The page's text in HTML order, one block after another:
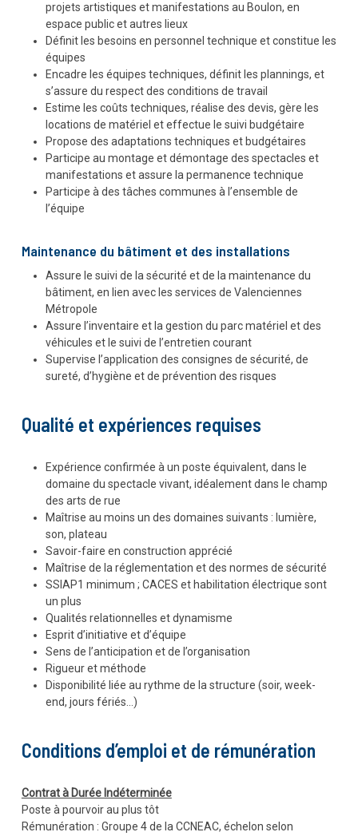
projets artistiques et manifestations au Boulon, en
espace public et autres lieux
Définit les besoins en personnel technique et constitue les
équipes
Encadre les équipes techniques, définit les plannings, et
s’assure du respect des conditions de travail
Estime les coûts techniques, réalise des devis, gère les
locations de matériel et effectue le suivi budgétaire
Propose des adaptations techniques et budgétaires
Participe au montage et démontage des spectacles et
manifestations et assure la permanence technique
Participe à des tâches communes à l’ensemble de
l’équipe
Maintenance du bâtiment et des installations
Assure le suivi de la sécurité et de la maintenance du
bâtiment, en lien avec les services de Valenciennes
Métropole
Assure l’inventaire et la gestion du parc matériel et des
véhicules et le suivi de l’entretien courant
Supervise l’application des consignes de sécurité, de
sureté, d’hygiène et de prévention des risques
Qualité et expériences requises
Expérience confirmée à un poste équivalent, dans le
domaine du spectacle vivant, idéalement dans le champ
des arts de rue
Maîtrise au moins un des domaines suivants : lumière,
son, plateau
Savoir-faire en construction apprécié
Maîtrise de la réglementation et des normes de sécurité
SSIAP1 minimum ; CACES et habilitation électrique sont
un plus
Qualités relationnelles et dynamisme
Esprit d’initiative et d’équipe
Sens de l’anticipation et de l’organisation
Rigueur et méthode
Disponibilité liée au rythme de la structure (soir, week-
end, jours fériés…)
Conditions d’emploi et de rémunération
Contrat à Durée Indéterminée
Poste à pourvoir au plus tôt
Rémunération : Groupe 4 de la CCNEAC, échelon selon